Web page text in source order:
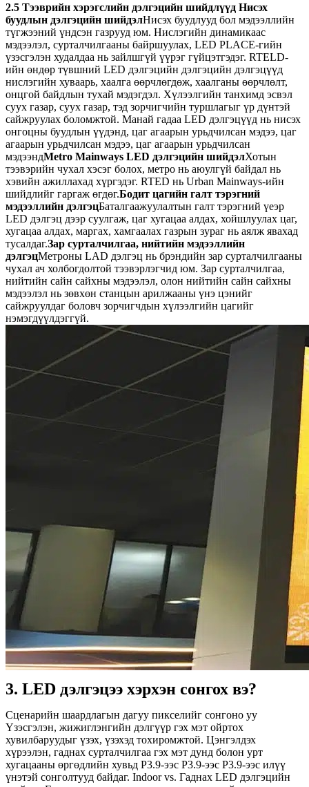
2.5 Тээврийн хэрэгслийн дэлгэцийн шийдлүүд Нисэх
буудлын дэлгэцийн шийдэлНисэх буудлууд бол мэдээллийн
түгжээний үндсэн газрууд юм. Нислэгийн динамикаас
мэдээлэл, сурталчилгааны байршуулах, LED PLACE-гийн
үзэсгэлэн худалдаа нь зайлшгүй үүрэг гүйцэтгэдэг. RTELD-
ийн өндөр түвшний LED дэлгэцийн дэлгэцийн дэлгэцүүд
нислэгийн хуваарь, хаалга өөрчлөгдөж, хаалганы өөрчлөлт,
онцгой байдлын тухай мэдэгдэл. Хүлээлгийн танхимд эсвэл
суух газар, суух газар, тэд зорчигчийн туршлагыг үр дүнтэй
сайжруулах боломжтой. Манай гадаа LED дэлгэцүүд нь нисэх
онгоцны буудлын үүдэнд, цаг агаарын урьдчилсан мэдээ, цаг
агаарын урьдчилсан мэдээ, цаг агаарын урьдчилсан
мэдээндMetro Mainways LED дэлгэцийн шийдэлХотын
тээвэрийн чухал хэсэг болох, метро нь аюулгүй байдал нь
хэвийн ажиллахад хүргэдэг. RTED нь Urban Mainways-ийн
шийдлийг гаргаж өгдөг.Бодит цагийн галт тэрэгний
мэдээллийн дэлгэцБаталгаажуулалтын галт тэрэгний үеэр
LED дэлгэц дээр суулгаж, цаг хугацаа алдах, хойшлуулах цаг,
хугацаа алдах, маргах, хамгаалах газрын зураг нь аялж явахад
тусалдаг.Зар сурталчилгаа, нийтийн мэдээллийн
дэлгэцМетроны LAD дэлгэц нь брэндийн зар сурталчилгааны
чухал ач холбогдолтой тээвэрлэгчид юм. Зар сурталчилгаа,
нийтийн сайн сайхны мэдээлэл, олон нийтийн сайн сайхны
мэдээлэл нь зөвхөн станцын арилжааны үнэ цэнийг
сайжруулдаг боловч зорчигчдын хүлээлгийн цагийг
нэмэгдүүлдэггүй.
3. LED дэлгэцээ хэрхэн сонгох вэ?
Сценарийн шаардлагын дагуу пикселийг сонгоно уу
Үзэсгэлэн, жижиглэнгийн дэлгүүр гэх мэт ойртох
хувилбаруудыг үзэх, үзэхэд тохиромжтой. Цэнгэлдэх
хүрээлэн, гаднах сурталчилгаа гэх мэт дунд болон урт
хугацааны өргөдлийн хувьд P3.9-ээс P3.9-ээс P3.9-ээс илүү
үнэтэй сонголтууд байдаг. Indoor vs. Гаднах LED дэлгэцийн